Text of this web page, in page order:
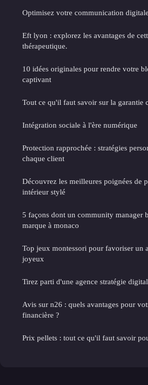
Optimisez votre communication
Eft lyon : explorez les avantages de
thérapeutique.
10 idées originales pour rendre votre
captivant
Tout ce qu'il faut savoir sur la garantie
Intégration sociale à l'ère numérique
Protection rapprochée : stratégies
chaque client
Découvrez les meilleures poignées de
intérieur stylé
5 façons dont un community manager
marque à monaco
Top jeux montessori pour favoriser un
joyeux
Tirez parti d'une agence stratégie
Avis sur n26 : quels avantages pour
financière ?
Prix pellets : tout ce qu'il faut savoir